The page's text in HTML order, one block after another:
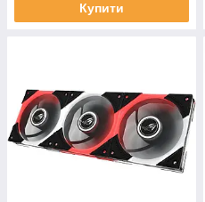
Купити